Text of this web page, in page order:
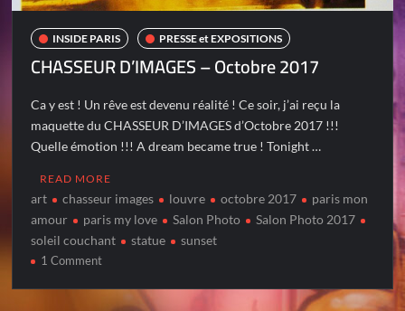
INSIDE PARIS PRESSE et EXPOSITIONS
CHASSEUR D’IMAGES – Octobre 2017
Ca y est ! Un rêve est devenu réalité ! Ce soir, j’ai reçu la
maquette du CHASSEUR D’IMAGES d’Octobre 2017 !!!
Quelle émotion !!! A dream became true ! Tonight …
READ MORE
art chasseur images louvre octobre 2017
paris mon
amour
paris my love Salon Photo
Salon Photo 2017
soleil couchant
statue sunset
1 Commenton
D’IMAGES